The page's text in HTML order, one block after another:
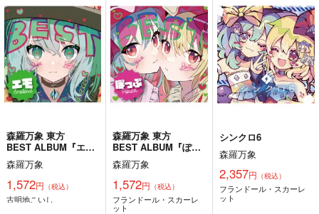
必然のカタストロフィ
／Magical-マジカル-
少女フラクタル
2,750円 （税込）
BEST ALBUM『エ
モ』
森羅万象
1,572円（税込）
東方Project
古明地こいし
サンプル
森羅万象
1,572円（税込）
東方Project
上白沢慧音
ドレミー・スイート
博麗霊夢
サンプル
森羅万象 東方
BEST ALBUM『エ
モ』
森羅万象
1,572円 （税込）
古明地こいし
森羅万象 東方
BEST ALBUM『ぽっ
ぷ』
森羅万象
1,572円 （税込）
フランドール・スカーレ
ット
シンクロ6
森羅万象
2,357円 （税込）
フランドール・スカーレ
ット